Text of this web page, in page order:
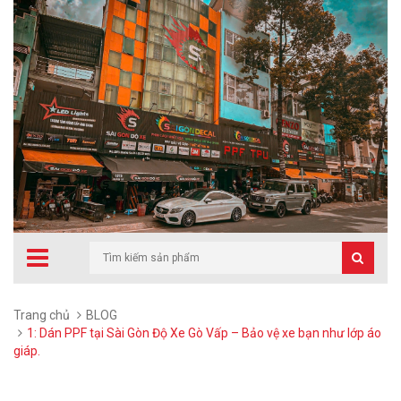
Trang chủ
BLOG
1: Dán PPF tại Sài Gòn Độ Xe Gò Vấp – Bảo vệ xe bạn như lớp áo
giáp.